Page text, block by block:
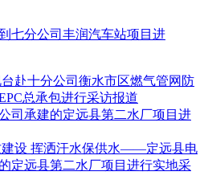
七分公司丰润汽车站项目进
赴十分公司衡水市区燃气管网防
总承包进行采访报道
司承建的定远县第二水厂项目进
建设 挥洒汗水保供水——定远县电
定远县第二水厂项目进行实地采